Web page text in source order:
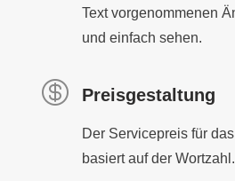
Text vorgenommenen
und einfach sehen.
 Preisgestaltung
Der Servicepreis für
basiert auf der Wortzahl.